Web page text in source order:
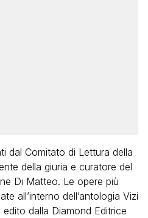
dal Comitato di Lettura della
della giuria e curatore del
Di Matteo. Le opere più
all’interno dell’antologia Vizi
dalla Diamond Editrice